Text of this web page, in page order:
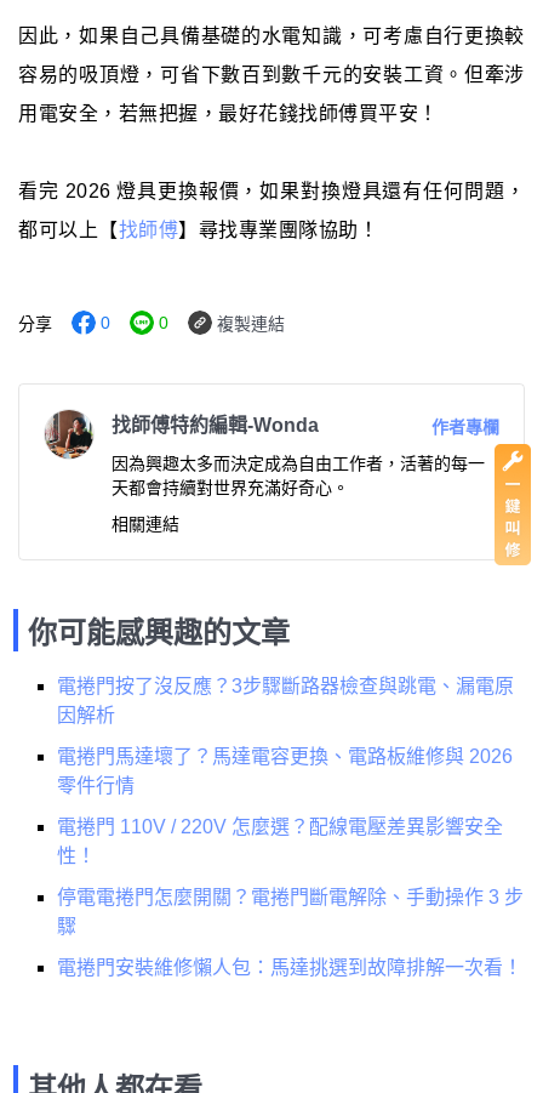
因此，如果自己具備基礎的水電知識，可考慮自行更換較
容易的吸頂燈，可省下數百到數千元的安裝工資。但牽涉
用電安全，若無把握，最好花錢找師傅買平安！
看完 2026 燈具更換報價，如果對換燈具還有任何問題，
都可以上【找師傅】尋找專業團隊協助！
分享 0 0 複製連結
找師傅特約編輯-Wonda
作者專欄
因為興趣太多而決定成為自由工作者，活著的每一
天都會持續對世界充滿好奇心。
相關連結
你可能感興趣的文章
電捲門按了沒反應？3步驟斷路器檢查與跳電、漏電原
因解析
電捲門馬達壞了？馬達電容更換、電路板維修與 2026
零件行情
電捲門 110V / 220V 怎麼選？配線電壓差異影響安全
性！
停電電捲門怎麼開關？電捲門斷電解除、手動操作 3 步
驟
電捲門安裝維修懶人包：馬達挑選到故障排解一次看！